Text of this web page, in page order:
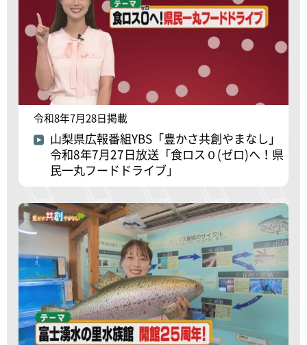
令和8年7月28日掲載
山梨県広報番組YBS「豊かさ共創やまなし」
令和8年7月27日放送「食ロス０(ゼロ)へ！県
民一丸フードドライブ」